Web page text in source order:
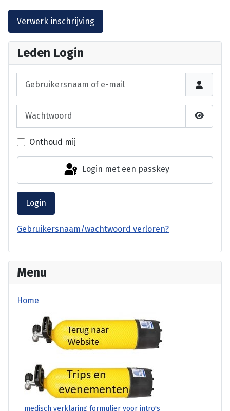
Leden Login
Gebruikersnaam of e-mail
Wachtwoord
Laat
Onthoud mij
Login met een passkey
Login
Gebruikersnaam/wachtwoord verloren?
Menu
Home
medisch verklaring formulier voor intro's